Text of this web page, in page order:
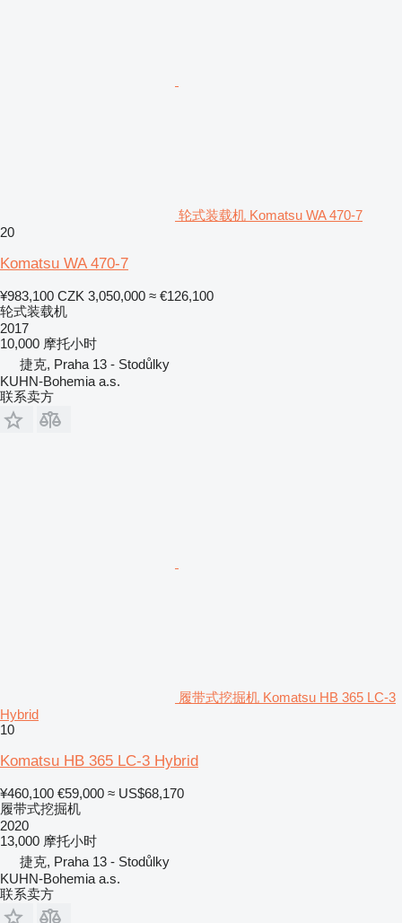
轮式装载机 Komatsu WA 470-7
20
Komatsu WA 470-7
¥983,100 CZK 3,050,000 ≈ €126,100
轮式装载机
2017
10,000 摩托小时
捷克, Praha 13 - Stodůlky
KUHN-Bohemia a.s.
联系卖方
履带式挖掘机 Komatsu HB 365 LC-3
Hybrid
10
Komatsu HB 365 LC-3 Hybrid
¥460,100 €59,000 ≈ US$68,170
履带式挖掘机
2020
13,000 摩托小时
捷克, Praha 13 - Stodůlky
KUHN-Bohemia a.s.
联系卖方